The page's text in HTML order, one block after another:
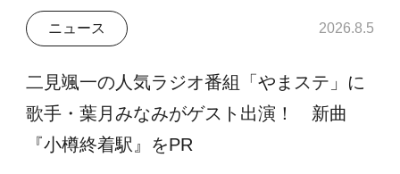
ニュース 2026.8.5
二見颯一の人気ラジオ番組「やまステ」に
歌手・葉月みなみがゲスト出演！ 新曲
『小樽終着駅』をPR